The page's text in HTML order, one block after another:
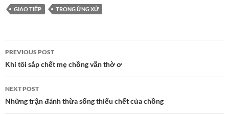
GIAO TIẾP TRONG ỨNG XỬ
Post
navigation
PREVIOUS POST
Khi tôi sắp chết mẹ chồng vẫn thờ ơ
NEXT POST
Những trận đánh thừa sống thiếu chết của chồng